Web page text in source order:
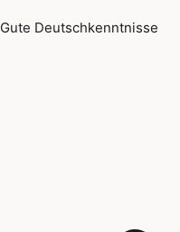
Gute Deutschkenntnisse